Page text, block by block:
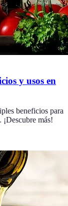
y usos en
beneficios para
más!